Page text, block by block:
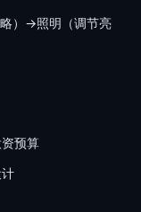
）→照明（调节亮
预算